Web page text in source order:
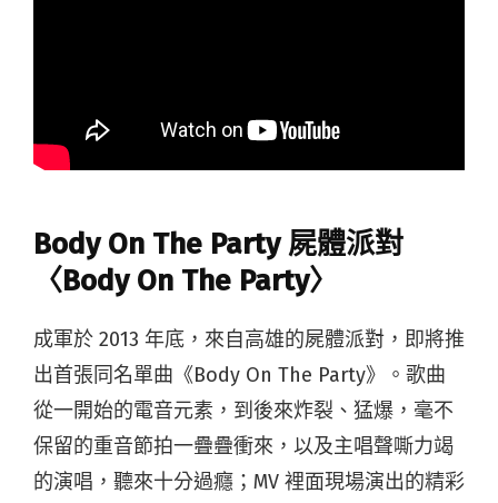
Body On The Party 屍體派對
〈Body On The Party〉
成軍於 2013 年底，來自高雄的屍體派對，即將推
出首張同名單曲《Body On The Party》。歌曲
從一開始的電音元素，到後來炸裂、猛爆，毫不
保留的重音節拍一疊疊衝來，以及主唱聲嘶力竭
的演唱，聽來十分過癮；MV 裡面現場演出的精彩